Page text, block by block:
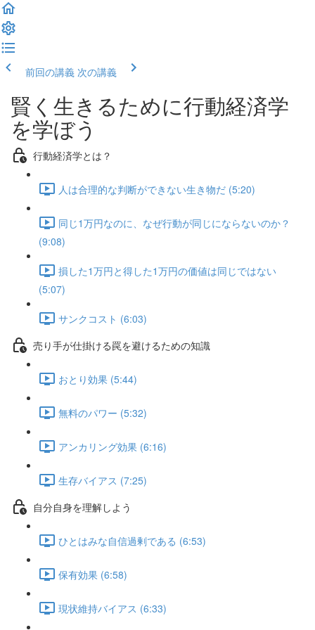
前回の講義 次の講義
賢く生きるために行動経済学
を学ぼう
行動経済学とは？
人は合理的な判断ができない生き物だ (5:20)
同じ1万円なのに、なぜ行動が同じにならないのか？
(9:08)
損した1万円と得した1万円の価値は同じではない
(5:07)
サンクコスト (6:03)
売り手が仕掛ける罠を避けるための知識
おとり効果 (5:44)
無料のパワー (5:32)
アンカリング効果 (6:16)
生存バイアス (7:25)
自分自身を理解しよう
ひとはみな自信過剰である (6:53)
保有効果 (6:58)
現状維持バイアス (6:33)